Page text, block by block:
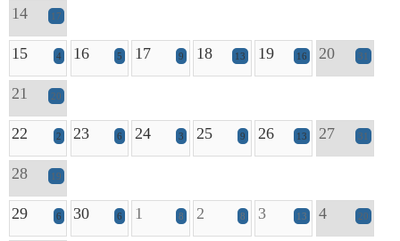
14 17
15 4 16 5 17 9 18 13 19 16 20 31
21 20
22 2 23 6 24 3 25 9 26 13 27 31
28 19
29 6 30 6 1 8 2 8 3 13 4 20